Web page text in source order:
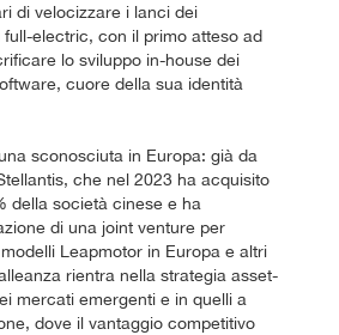
di velocizzare i lanci dei
electric, con il primo atteso ad
lo sviluppo in-house dei
cuore della sua identità
sconosciuta in Europa: già da
che nel 2023 ha acquisito
della società cinese e ha
di una joint venture per
Leapmotor in Europa e altri
rientra nella strategia asset-
mercati emergenti e in quelli a
dove il vantaggio competitivo